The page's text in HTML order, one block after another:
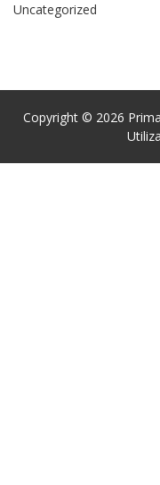
Uncategorized
Copyright © 2026